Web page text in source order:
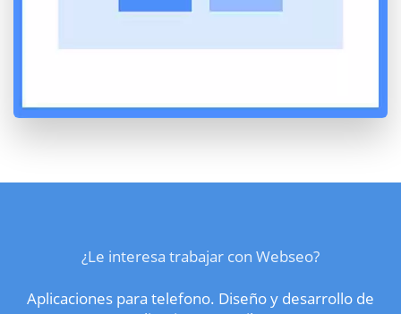
¿Le interesa trabajar con Webseo?
Aplicaciones para telefono. Diseño y desarrollo de